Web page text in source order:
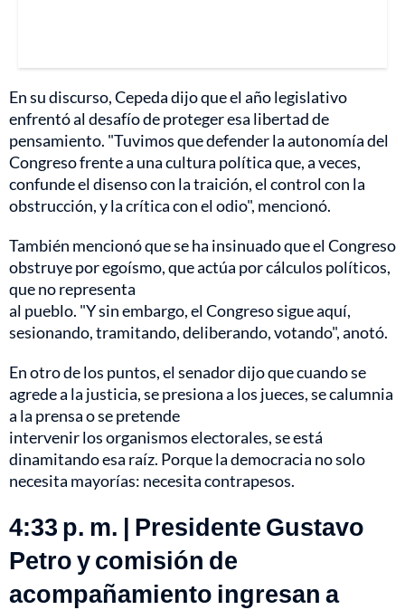
En su discurso, Cepeda dijo que el año legislativo
enfrentó al desafío de proteger esa libertad de
pensamiento. "Tuvimos que defender la autonomía del
Congreso frente a una cultura política que, a veces,
confunde el disenso con la traición, el control con la
obstrucción, y la crítica con el odio", mencionó.
También mencionó que se ha insinuado que el Congreso
obstruye por egoísmo, que actúa por cálculos políticos,
que no representa
al pueblo. "Y sin embargo, el Congreso sigue aquí,
sesionando, tramitando, deliberando, votando", anotó.
En otro de los puntos, el senador dijo que cuando se
agrede a la justicia, se presiona a los jueces, se calumnia
a la prensa o se pretende
intervenir los organismos electorales, se está
dinamitando esa raíz. Porque la democracia no solo
necesita mayorías: necesita contrapesos.
4:33 p. m. | Presidente Gustavo
Petro y comisión de
acompañamiento ingresan a